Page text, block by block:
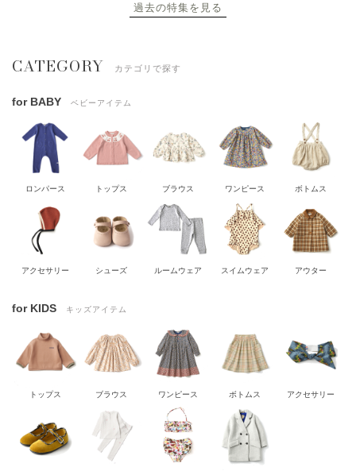
過去の特集を見る
CATEGORY カテゴリで探す
for BABY ベビーアイテム
ロンパース トップス ブラウス ワンピース ボトムス
アクセサリー シューズ ルームウェア スイムウェア アウター
for KIDS キッズアイテム
トップス ブラウス ワンピース ボトムス アクセサリー